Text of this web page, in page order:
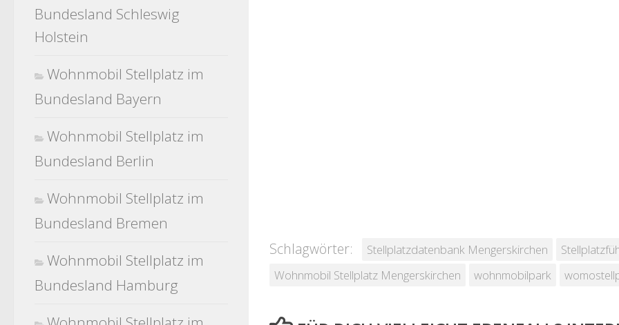
Schlagwörter: Stellplatzdatenbank Mengerskirchen
Wohnmobil Stellplatz Mengerskirchen
wohnmobilpark
Bundesland Schleswig
Holstein
Wohnmobil Stellplatz im
Bundesland Bayern
Wohnmobil Stellplatz im
Bundesland Berlin
Wohnmobil Stellplatz im
Bundesland Bremen
Wohnmobil Stellplatz im
Bundesland Hamburg